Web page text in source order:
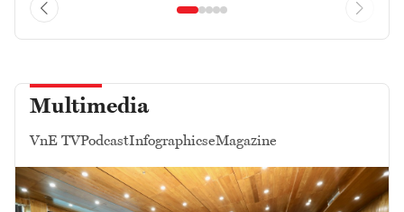
Multimedia
VnE TVPodcastInfographicseMagazine